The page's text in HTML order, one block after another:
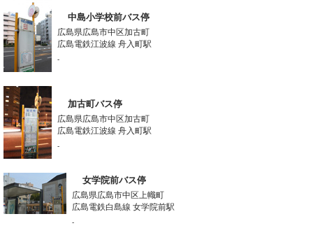
中島小学校前バス停
広島県広島市中区加古町
広島電鉄江波線 舟入町駅
-
加古町バス停
広島県広島市中区加古町
広島電鉄江波線 舟入町駅
-
女学院前バス停
広島県広島市中区上幟町
広島電鉄白島線 女学院前駅
-